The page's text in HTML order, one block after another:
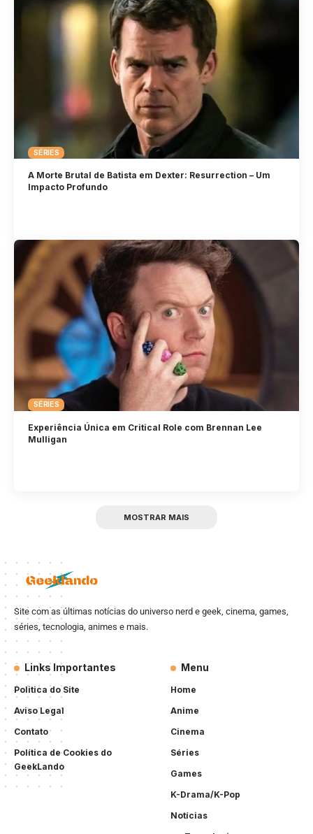
SÉRIES
A Morte Brutal de Batista em Dexter: Resurrection – Um
Impacto Profundo
SÉRIES
Experiência Única em Critical Role com Brennan Lee
Mulligan
MOSTRAR MAIS
Site com as últimas notícias do universo nerd e geek, cinema, games,
séries, tecnologia, animes e mais.
Links Importantes
Politica do Site
Aviso Legal
Contato
Política de Cookies do
GeekLando
Menu
Home
Anime
Cinema
Séries
Games
K-Drama/K-Pop
Notícias